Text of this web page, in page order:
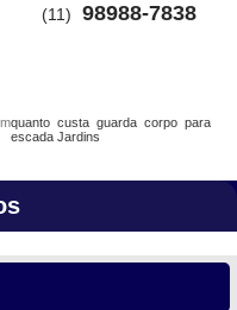
(11) 98988-7838
quanto custa guarda corpo para
escada Jardins